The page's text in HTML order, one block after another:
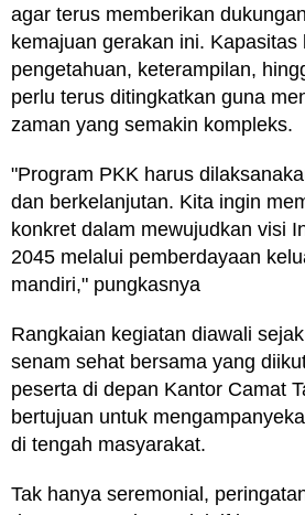
agar terus memberikan
kemajuan gerakan ini. Kapasitas
pengetahuan, keterampilan,
perlu terus ditingkatkan guna
zaman yang semakin kompleks.
"Program PKK harus
dan berkelanjutan. Kita ingin
konkret dalam mewujudkan visi
2045 melalui pemberdayaan
mandiri," pungkasnya
Rangkaian kegiatan diawali
senam sehat bersama yang
peserta di depan Kantor Camat
bertujuan untuk
di tengah masyarakat.
Tak hanya seremonial,